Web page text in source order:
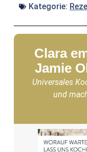
Kategorie:
Clara
Jamie
Universales
und